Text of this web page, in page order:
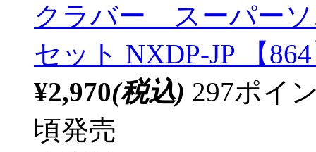
クラバー スーパー
セット NXDP-JP 【
¥2,970(税込) 297ポイ
頃発売